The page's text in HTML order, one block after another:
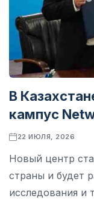
В
кампус
22 ИЮЛЯ, 2026
Новый центр
страны и будет
исследования и